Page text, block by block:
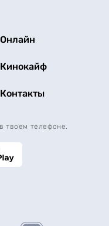
Онлайн
Кинокайф
Контакты
твоем телефоне.